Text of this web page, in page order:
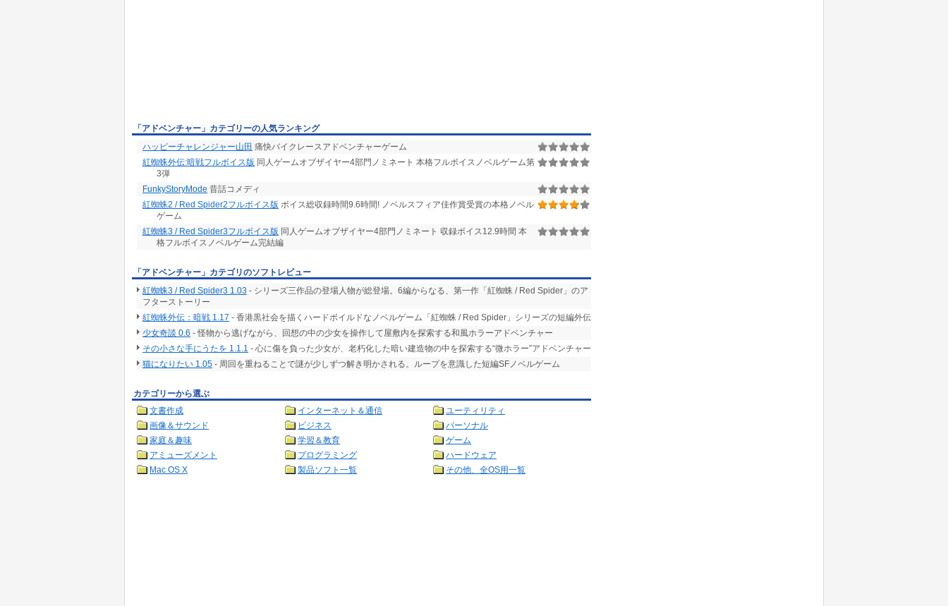
「アドベンチャー」カテゴリーの人気ランキング
ハッピーチャレンジャー山田 痛快バイクレースアドベンチャーゲーム
紅蜘蛛外伝:暗戦フルボイス版 同人ゲームオブザイヤー4部門ノミネート 本格フルボイスノベルゲーム第
3弾
FunkyStoryMode 昔話コメディ
紅蜘蛛2 / Red Spider2フルボイス版 ボイス総収録時間9.6時間! ノベルスフィア佳作賞受賞の本格ノベル
ゲーム
紅蜘蛛3 / Red Spider3フルボイス版 同人ゲームオブザイヤー4部門ノミネート 収録ボイス12.9時間 本
格フルボイスノベルゲーム完結編
「アドベンチャー」カテゴリのソフトレビュー
紅蜘蛛3 / Red Spider3 1.03 - シリーズ三作品の登場人物が総登場。6編からなる、第一作「紅蜘蛛 / Red Spider」のア
フターストーリー
紅蜘蛛外伝：暗戦 1.17 - 香港黒社会を描くハードボイルドなノベルゲーム「紅蜘蛛 / Red Spider」シリーズの短編外伝
少女奇談 0.6 - 怪物から逃げながら、回想の中の少女を操作して屋敷内を探索する和風ホラーアドベンチャー
その小さな手にうたを 1.1.1 - 心に傷を負った少女が、老朽化した暗い建造物の中を探索する“微ホラー”アドベンチャー
猫になりたい 1.05 - 周回を重ねることで謎が少しずつ解き明かされる。ループを意識した短編SFノベルゲーム
カテゴリーから選ぶ
文書作成
インターネット＆通信
ユーティリティ
画像＆サウンド
ビジネス
パーソナル
家庭＆趣味
学習＆教育
ゲーム
アミューズメント
プログラミング
ハードウェア
Mac OS X
製品ソフト一覧 その他、全OS用一覧